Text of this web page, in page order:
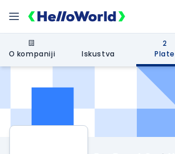
O kompaniji Iskustva
2
Plate